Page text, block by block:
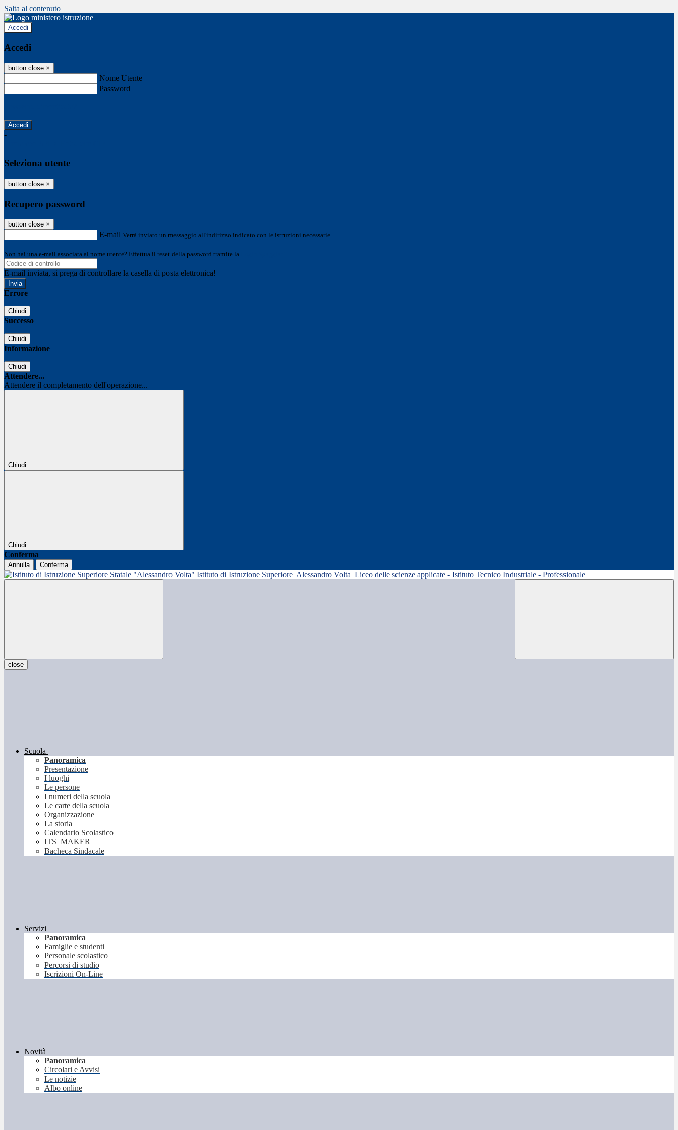
Salta al contenuto
Accedi
Accedi
button close ×
Nome Utente
Password
-
Seleziona utente
button close ×
Recupero password
button close ×
E-mail Verrà inviato un messaggio all'indirizzo indicato con le istruzioni necessarie.
Non hai una e-mail associata al nome utente? Effettua il reset della password tramite la
E-mail inviata, si prega di controllare la casella di posta elettronica!
Errore
Chiudi
Successo
Chiudi
Informazione
Chiudi
Attendere...
Attendere il completamento dell'operazione...
Chiudi
Chiudi
Conferma
Annulla Conferma
Istituto di Istruzione Superiore Alessandro Volta Liceo delle scienze applicate - Istituto Tecnico Industriale - Professionale
close
Scuola
Panoramica
Presentazione
I luoghi
Le persone
I numeri della scuola
Le carte della scuola
Organizzazione
La storia
Calendario Scolastico
ITS_MAKER
Bacheca Sindacale
Servizi
Panoramica
Famiglie e studenti
Personale scolastico
Percorsi di studio
Iscrizioni On-Line
Novità
Panoramica
Circolari e Avvisi
Le notizie
Albo online